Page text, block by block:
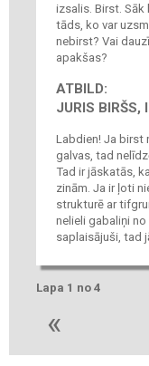
izsalis. Birst. Sāk
tāds, ko var
nebirst? Vai
apakšas?
ATBILD:
JURIS BIRŠS,
Labdien! Ja birst
galvas, tad
Tad ir jāskatās,
zinām. Ja ir ļoti
strukturē ar
nelieli gabaliņi
saplaisājuši, tad
Lapa 1 no 4
«